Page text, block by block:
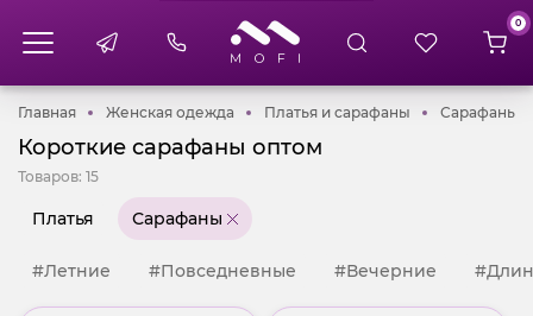
0
ГлавнаяГлавнаяЖенская одежда Женская одежда
Платья и сарафаны Платья и
Сарафаны
Короткие сарафаны оптом
Товаров: 15
Платья Сарафаны
#Летние #Повседневные #Вечерние